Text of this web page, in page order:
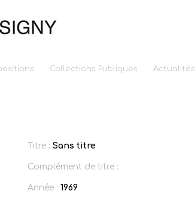
Collections Publiques Actualités
Titre : Sans titre
Complément de titre :
Année : 1969